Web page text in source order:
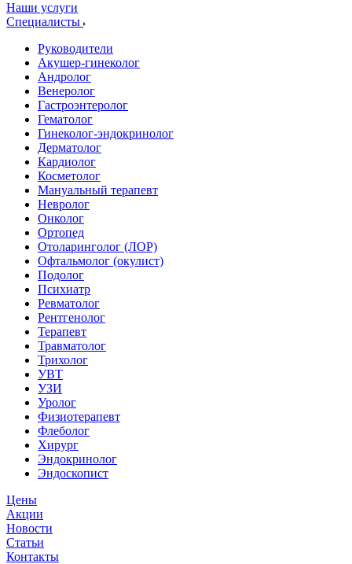
Наши услуги
Специалисты
Руководители
Акушер-гинеколог
Андролог
Венеролог
Гастроэнтеролог
Гематолог
Гинеколог-эндокринолог
Дерматолог
Кардиолог
Косметолог
Мануальный терапевт
Невролог
Онколог
Ортопед
Отоларинголог (ЛОР)
Офтальмолог (окулист)
Подолог
Психиатр
Ревматолог
Рентгенолог
Терапевт
Травматолог
Трихолог
УВТ
УЗИ
Уролог
Физиотерапевт
Флеболог
Хирург
Эндокринолог
Эндоскопист
Цены
Акции
Новости
Статьи
Контакты